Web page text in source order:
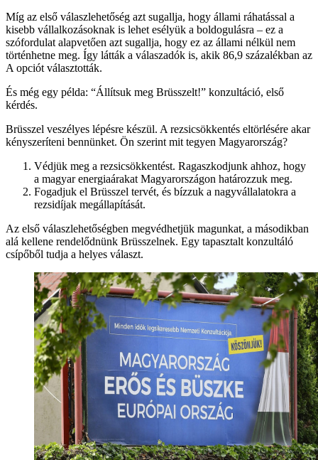
Míg az első válaszlehetőség azt sugallja, hogy állami ráhatással a
kisebb vállalkozásoknak is lehet esélyük a boldogulásra – ez a
szófordulat alapvetően azt sugallja, hogy ez az állami nélkül nem
történhetne meg. Így látták a válaszadók is, akik 86,9 százalékban az
A opciót választották.
És még egy példa: “Állítsuk meg Brüsszelt!” konzultáció, első
kérdés.
Brüsszel veszélyes lépésre készül. A rezsicsökkentés eltörlésére akar
kényszeríteni bennünket. Ön szerint mit tegyen Magyarország?
Védjük meg a rezsicsökkentést. Ragaszkodjunk ahhoz, hogy
a magyar energiaárakat Magyarországon határozzuk meg.
Fogadjuk el Brüsszel tervét, és bízzuk a nagyvállalatokra a
rezsidíjak megállapítását.
Az első válaszlehetőségben megvédhetjük magunkat, a másodikban
alá kellene rendelődnünk Brüsszelnek. Egy tapasztalt konzultáló
csípőből tudja a helyes választ.